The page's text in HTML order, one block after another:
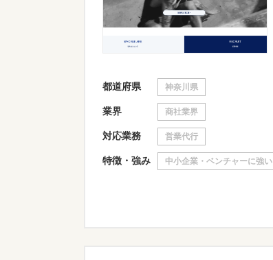
都道府県 神奈川県
業界 商社業界
対応業務 営業代行
特徴・強み 中小企業・ベンチャーに強い